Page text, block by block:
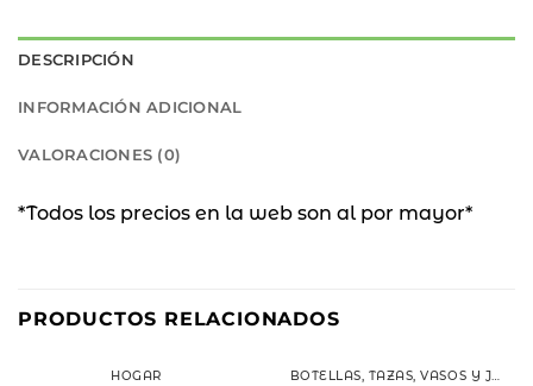
DESCRIPCIÓN
INFORMACIÓN ADICIONAL
VALORACIONES (0)
*Todos los precios en la web son al por mayor*
PRODUCTOS RELACIONADOS
HOGAR BOTELLAS, TAZAS, VASOS Y JARRAS